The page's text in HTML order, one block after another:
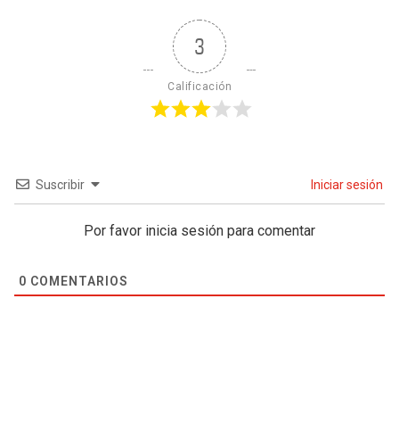
3
Calificación
Suscribir Iniciar sesión
Por favor inicia sesión para comentar
0 COMENTARIOS